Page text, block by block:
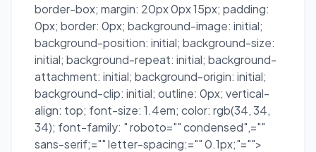
border-box; margin: 20px 0px 15px; padding:
0px; border: 0px; background-image: initial;
background-position: initial; background-size:
initial; background-repeat: initial; background-
attachment: initial; background-origin: initial;
background-clip: initial; outline: 0px; vertical-
align: top; font-size: 1.4em; color: rgb(34, 34,
34); font-family: " roboto="" condensed",=""
sans-serif;="" letter-spacing:="" 0.1px;"="">